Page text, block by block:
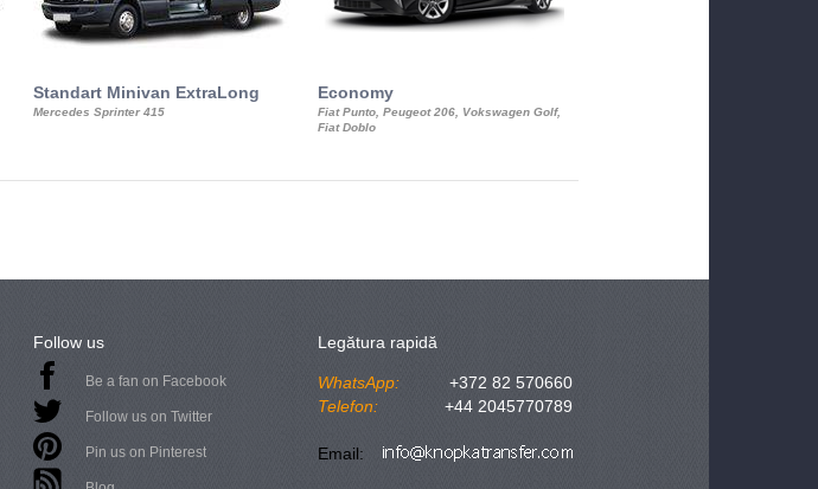
Standart Minivan ExtraLong
Mercedes Sprinter 415
Economy
Fiat Punto, Peugeot 206, Vokswagen Golf,
Fiat Doblo
Follow us
Be a fan on Facebook
Follow us on Twitter
Pin us on Pinterest
Legătura rapidă
WhatsApp:
+372 82 570660
Telefon:
+44 2045770789
Email: